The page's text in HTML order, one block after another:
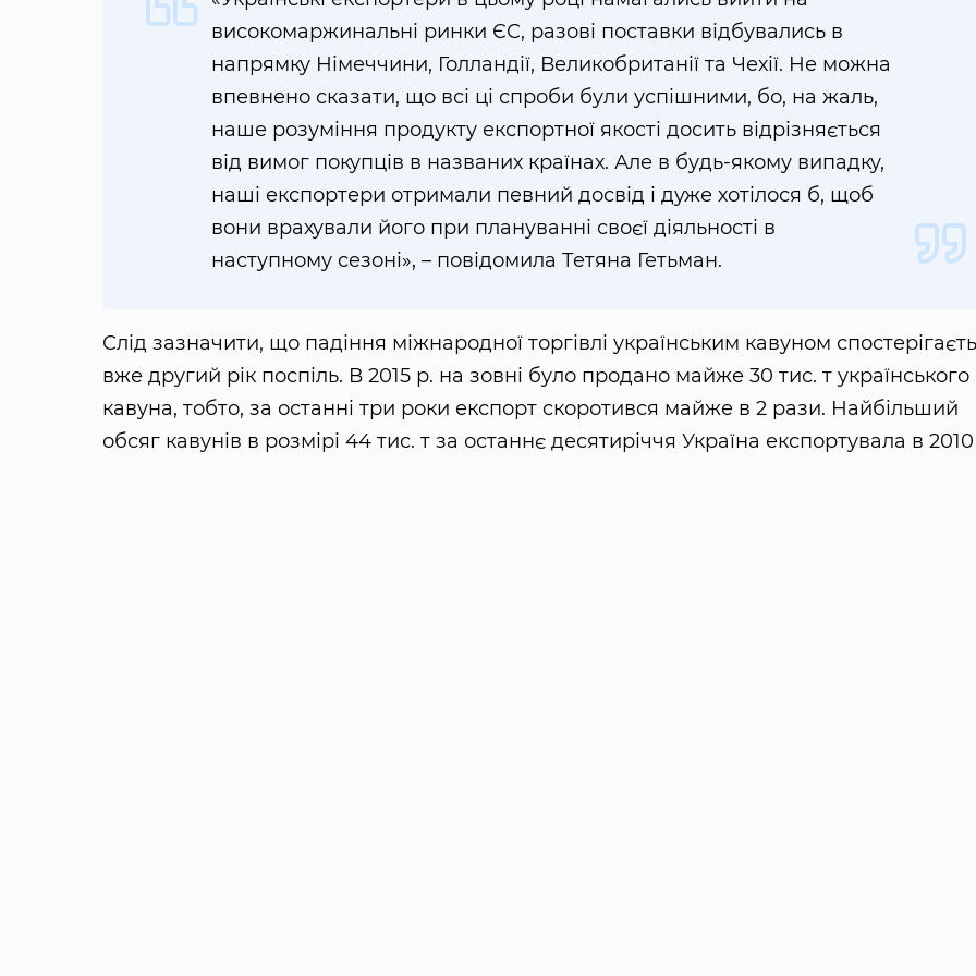
високомаржинальні ринки ЄС, разові поставки відбувались в
напрямку Німеччини, Голландії, Великобританії та Чехії. Не можна
впевнено сказати, що всі ці спроби були успішними, бо, на жаль,
наше розуміння продукту експортної якості досить відрізняється
від вимог покупців в названих країнах. Але в будь-якому випадку,
наші експортери отримали певний досвід і дуже хотілося б, щоб
вони врахували його при плануванні своєї діяльності в
наступному сезоні», – повідомила Тетяна Гетьман.
Слід зазначити, що падіння міжнародної торгівлі українським кавуном
вже другий рік поспіль. В 2015 р. на зовні було продано майже 30 тис. т українського
кавуна, тобто, за останні три роки експорт скоротився майже в 2 рази. Найбільший
обсяг кавунів в розмірі 44 тис. т за останнє десятиріччя Україна експортувала в